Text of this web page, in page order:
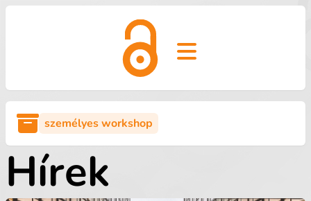
Open main menu
személyes workshop
Hírek